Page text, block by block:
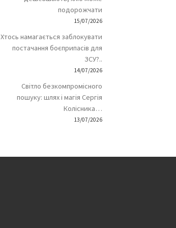
подорожчати
15/07/2026
Хтось намагається заблокувати
постачання боєприпасів для
ЗСУ?..
14/07/2026
Світло безкомпромісного
пошуку: шлях і магія Сергія
Колісника…
13/07/2026